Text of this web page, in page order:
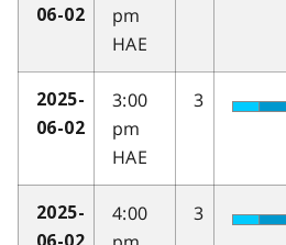
06-02
pm
HAE
2025-
06-02
3:00
pm
HAE
3
2025-
4:00
3